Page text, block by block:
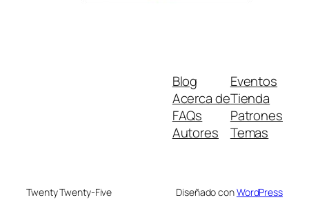
Blog
Acerca de
FAQs
Autores
Eventos
Tienda
Patrones
Temas
Twenty Twenty-Five Diseñado conWordPress